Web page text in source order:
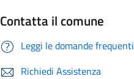
Contatta il comune
Leggi le domande frequenti
Richiedi Assistenza